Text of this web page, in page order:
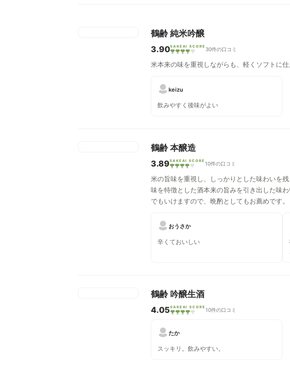
鶴齢 純米吟醸
3.90SAKEAI SCORE 30件の口コミ
米本来の味を重視しながらも、軽くソフトに
keizu
飲みやすく後味がよい
鶴齢 本醸造
3.89SAKEAI SCORE 10件の口コミ
米の旨味を重視し、しっかりとした味わいを
味を特徴とした酒本来の旨みを引き出した味
でもいけますので、晩酌としてもお薦めです。
おうさか
辛くておいしい
鶴齢 吟醸生酒
4.05SAKEAI SCORE 10件の口コミ
たか
スッキリ。飲みやすい。